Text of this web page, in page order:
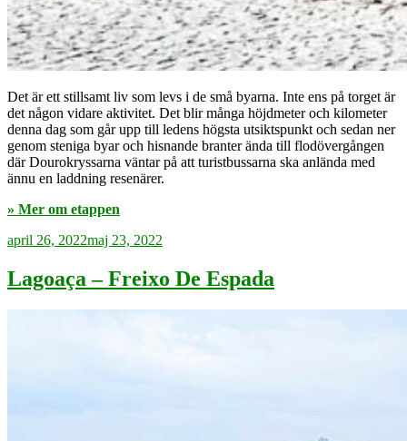
Det är ett stillsamt liv som levs i de små byarna. Inte ens på torget är
det någon vidare aktivitet. Det blir många höjdmeter och kilometer
denna dag som går upp till ledens högsta utsiktspunkt och sedan ner
genom steniga byar och hisnande branter ända till flodövergången
där Dourokryssarna väntar på att turistbussarna ska anlända med
ännu en laddning resenärer.
» Mer om etappen
Publicerat
april 26, 2022maj 23, 2022
Lagoaça – Freixo De Espada